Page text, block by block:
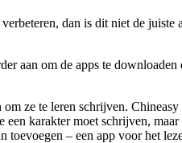
dan is dit niet de
aan om de apps te
ze te leren schrijven.
karakter moet schrijven,
– een app voor het